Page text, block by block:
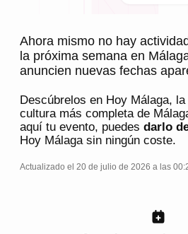
Ahora mismo no hay
la próxima semana en
anuncien nuevas fechas
Descúbrelos en Hoy Málaga, la
cultura más completa de
aquí tu evento, puedes darlo
Hoy Málagasin ningún coste.
Actualizado el 20 de julio de 2026 a las